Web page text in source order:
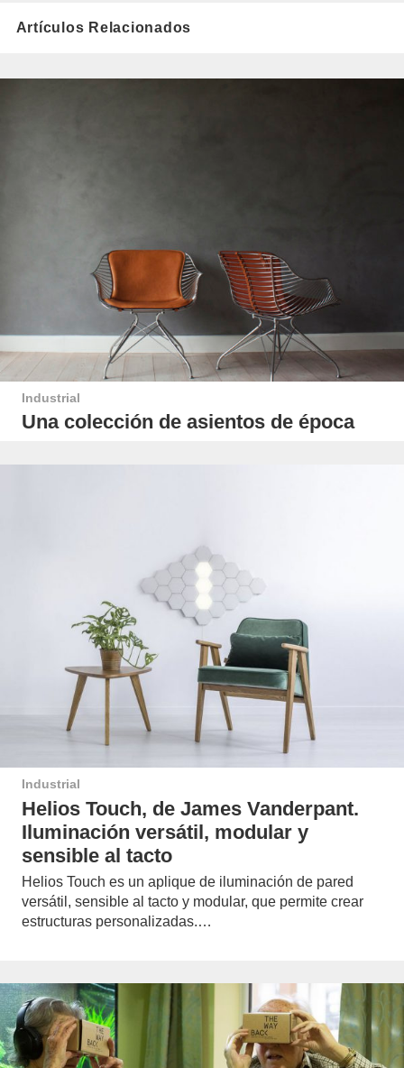
Artículos Relacionados
Industrial
Una colección de asientos de época
Industrial
Helios Touch, de James Vanderpant.
Iluminación versátil, modular y
sensible al tacto
Helios Touch es un aplique de iluminación de pared
versátil, sensible al tacto y modular, que permite crear
estructuras personalizadas.…